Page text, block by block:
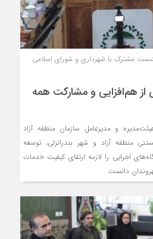
مشترک با شهرداری و شورای اسلامی
از هم‌افزایی و مشاركت همه
و مدیرعامل سازمان منطقه آزاد
منطقه آزاد و شهر بندرانزلی، توسعه
اجرایی را لازمه ارتقای کیفیت خدمات
دانست.